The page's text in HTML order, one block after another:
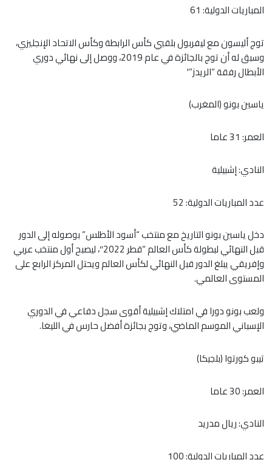
المباريات الدولية: 61
توج أليسون مع ليفربول بلقبي كأس الرابطة وكأس الاتحاد الإنجليزي،
وسبق له أن توج بالجائزة في عام 2019، ووصل إلى نهائي دوري
الأبطال رفقة “الريدز”'
ياسين بونو (المغرب)
العمر: 31 عاما
النادي: إشبيلية
عدد المباريات الدولية: 52
دخل ياسين بونو التاريخ مع منتخب “أسود الأطلس” بوصوله إلى الدور
قبل النهائي لبطولة كأس العالم “قطر 2022″، ليصبح أول منتخب عربي
وإفريقي يبلغ الدور قبل النهائي لكأس العالم ويحتل المركز الرابع على
المستوى العالمي.
ولعب بونو دورا في امتلاك إشبيلية أقوى سجل دفاعي في الدوري
الإسباني الموسم الماضي، وتوج بجائزة أفضل حارس في الليغا.
تيبو كورتوا (بلجيكا)
العمر: 30 عاما
النادي: ريال مدريد
عدد المباريات الدولية: 100